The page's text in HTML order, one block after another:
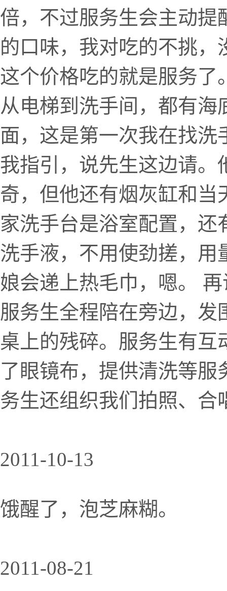
倍，不过服务生会主动提
的口味，我对吃的不挑
这个价格吃的就是服务
从电梯到洗手间，都有
面，这是第一次我在找
我指引，说先生这边请。
奇，但他还有烟灰缸和
家洗手台是浴室配置，
洗手液，不用使劲搓，用
娘会递上热毛巾，嗯。
服务生全程陪在旁边，
桌上的残碎。服务生有
了眼镜布，提供清洗等
务生还组织我们拍照、合
2011-10-13
饿醒了，泡芝麻糊。
2011-08-21